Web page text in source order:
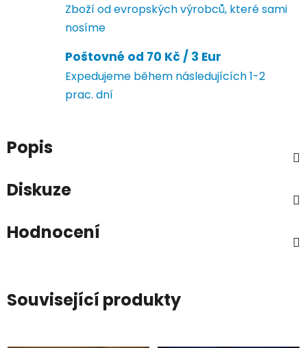
Zboží od evropských výrobců, které sami
nosíme
Poštovné od 70 Kč / 3 Eur
Expedujeme během následujících 1-2
prac. dní
Popis
Diskuze
Hodnocení
Související produkty